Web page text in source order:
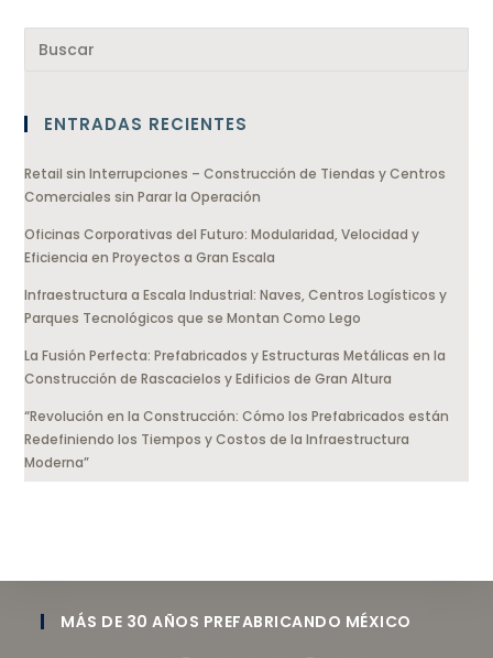
ENTRADAS RECIENTES
Retail sin Interrupciones – Construcción de Tiendas y Centros
Comerciales sin Parar la Operación
Oficinas Corporativas del Futuro: Modularidad, Velocidad y
Eficiencia en Proyectos a Gran Escala
Infraestructura a Escala Industrial: Naves, Centros Logísticos y
Parques Tecnológicos que se Montan Como Lego
La Fusión Perfecta: Prefabricados y Estructuras Metálicas en la
Construcción de Rascacielos y Edificios de Gran Altura
“Revolución en la Construcción: Cómo los Prefabricados están
Redefiniendo los Tiempos y Costos de la Infraestructura
Moderna”
MÁS DE 30 AÑOS PREFABRICANDO MÉXICO